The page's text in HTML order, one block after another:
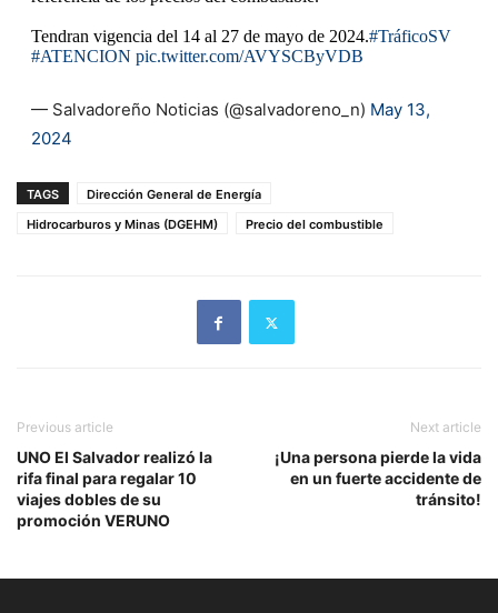
Tendran vigencia del 14 al 27 de mayo de 2024.#TráficoSV
#ATENCION pic.twitter.com/AVYSCByVDB
— Salvadoreño Noticias (@salvadoreno_n) May 13,
2024
TAGS
Dirección General de Energía
Hidrocarburos y Minas (DGEHM)
Precio del combustible
Previous article
UNO El Salvador realizó la
rifa final para regalar 10
viajes dobles de su
promoción VERUNO
Next article
¡Una persona pierde la vida
en un fuerte accidente de
tránsito!